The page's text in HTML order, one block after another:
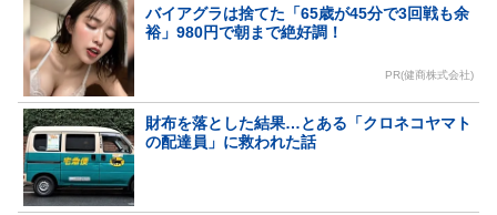
バイアグラは捨てた「65歳が45分で3回戦も余
裕」980円で朝まで絶好調！
PR(健商株式会社)
財布を落とした結果…とある「クロネコヤマト
の配達員」に救われた話